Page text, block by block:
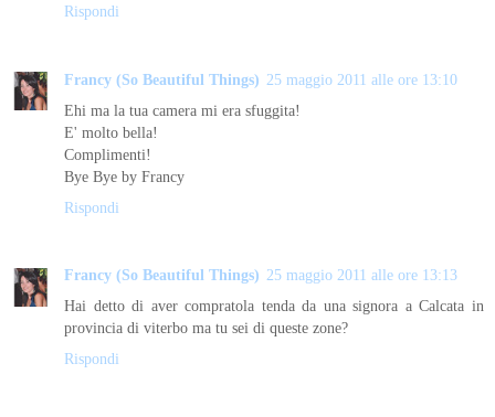
Rispondi
Francy (So Beautiful Things) 25 maggio 2011 alle ore 13:10
Ehi ma la tua camera mi era sfuggita!
E' molto bella!
Complimenti!
Bye Bye by Francy
Rispondi
Francy (So Beautiful Things) 25 maggio 2011 alle ore 13:13
Hai detto di aver compratola tenda da una signora a Calcata in
provincia di viterbo ma tu sei di queste zone?
Rispondi